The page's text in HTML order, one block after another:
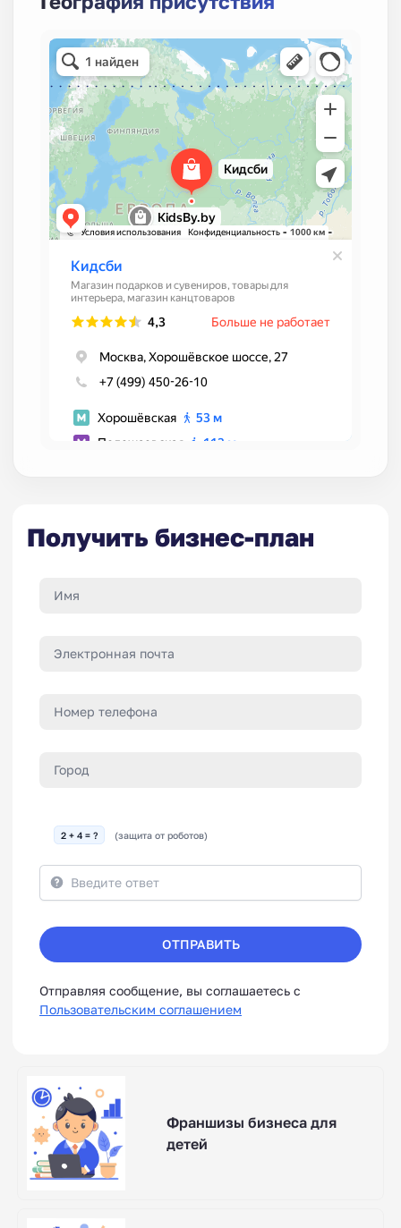
Получить бизнес-план
2 + 4 = ? (защита от роботов)
ОТПРАВИТЬ
Отправляя сообщение, вы соглашаетесь с
Пользовательским соглашением
Франшизы бизнеса для
детей